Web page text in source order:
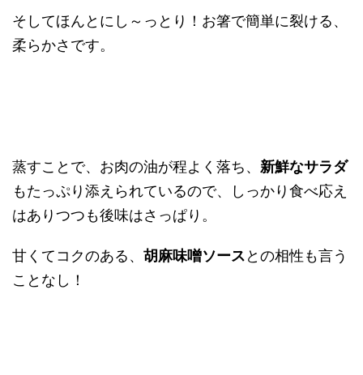
そしてほんとにし～っとり！お箸で簡単に裂ける、
柔らかさです。
蒸すことで、お肉の油が程よく落ち、 新鮮なサラダ
もたっぷり添えられているので、しっかり食べ応え
はありつつも後味はさっぱり。
甘くてコクのある、 胡麻味噌ソースとの相性も言う
ことなし！